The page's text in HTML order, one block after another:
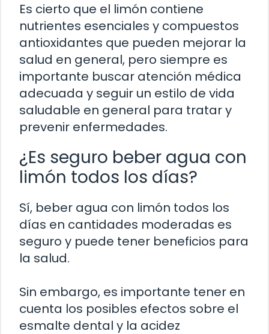
Es cierto que el limón contiene
nutrientes esenciales y compuestos
antioxidantes que pueden mejorar la
salud en general, pero siempre es
importante buscar atención médica
adecuada y seguir un estilo de vida
saludable en general para tratar y
prevenir enfermedades.
¿Es seguro beber agua con
limón todos los días?
Sí, beber agua con limón todos los
días en cantidades moderadas es
seguro y puede tener beneficios para
la salud.
Sin embargo, es importante tener en
cuenta los posibles efectos sobre el
esmalte dental y la acidez